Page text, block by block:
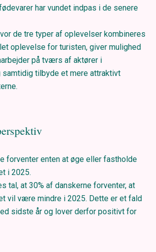
har vundet indpas i de senere
de tre typer af oplevelser kombineres
oplevelse for turisten, giver mulighed
på tværs af aktører i
samtidig tilbyde et mere attraktivt
forventer enten at øge eller fastholde
i 2025.
tal, at 30% af danskerne forventer, at
vil være mindre i 2025. Dette er et fald
sidste år og lover derfor positivt for